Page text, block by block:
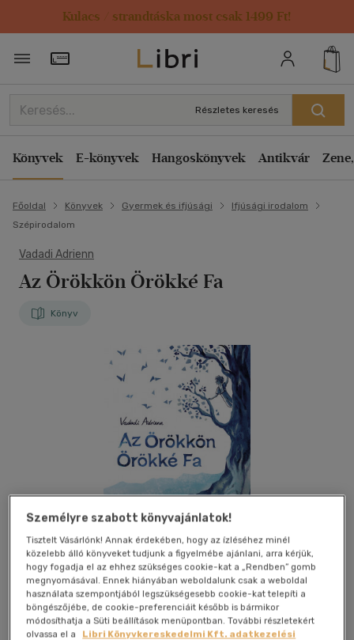
Kulacs / strandtáska most csak 1499 Ft!
Törzsvásárlói Kártya adatai
Részletes keresés
Könyvek E-könyvek Hangoskönyvek Antikvár
Főoldal Könyvek Gyermek és ifjúsági
Ifjúsági irodalom
Szépirodalom
Vadadi Adrienn
Az Örökkön Örökké Fa
Könyv
Kívánságlistához adom Megosztom
Személyre szabott könyvajánlatok!
Tisztelt Vásárlónk! Annak érdekében, hogy az ízléséhez minél
közelebb álló könyveket tudjunk a figyelmébe ajánlani, arra kérjük,
hogy fogadja el az ehhez szükséges cookie-kat a „Rendben” gomb
megnyomásával. Ennek hiányában weboldalunk csak a weboldal
használata szempontjából legszükségesebb cookie-kat telepíti a
böngészőjébe, de cookie-preferenciáit később is bármikor
módosíthatja a Süti beállítások menüpontban. További részletekért
olvassa el a
Libri Könyvkereskedelmi Kft. adatkezelési